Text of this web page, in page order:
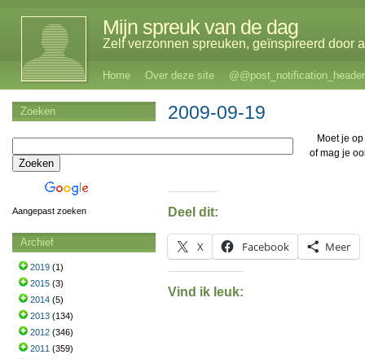
Mijn spreuk van de dag
Zelf verzonnen spreuken, geïnspireerd door
Home Over deze site @@post_notification_header
2009-09-19
Moet je
of mag je
Deel dit:
X Facebook Meer
Vind ik leuk:
Zoeken
Aangepast zoeken
Archief
2019 (1)
2015 (3)
2014 (5)
2013 (134)
2012 (346)
2011 (359)